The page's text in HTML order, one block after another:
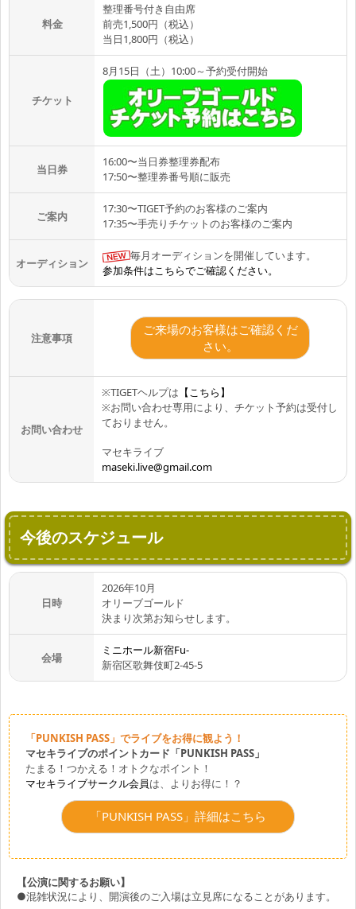
料金
整理番号付き自由席
前売1,500円（税込）
当日1,800円（税込）
チケット
8月15日（土）10:00～予約受付開始
当日券
16:00〜当日券整理券配布
17:50〜整理券番号順に販売
ご案内
17:30〜TIGET予約のお客様のご案内
17:35〜手売りチケットのお客様のご案内
オーディション
毎月オーディションを開催しています。
参加条件はこちらでご確認ください。
注意事項
ご来場のお客様はご確認くだ
さい。
お問い合わせ
※TIGETヘルプは 【こちら】
※お問い合わせ専用により、チケット予約は受付し
ておりません。
マセキライブ
maseki.live@gmail.com
今後のスケジュール
日時
2026年10月
オリーブゴールド
決まり次第お知らせします。
会場
ミニホール新宿Fu-
新宿区歌舞伎町2-45-5
「PUNKISH PASS」でライブをお得に観よう！
マセキライブのポイントカード「PUNKISH PASS」
たまる！つかえる！オトクなポイント！
マセキライブサークル会員は、よりお得に！？
「PUNKISH PASS」詳細はこちら
【公演に関するお願い】
●混雑状況により、開演後のご入場は立見席になることがあります。